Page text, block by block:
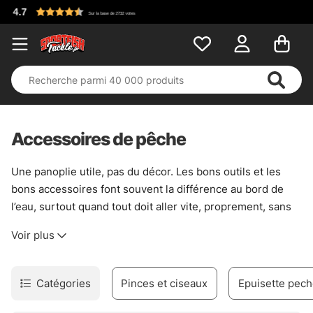
Accessoires de pêche
Une panoplie utile, pas du décor. Les bons outils et les
bons accessoires font souvent la différence au bord de
l’eau, surtout quand tout doit aller vite, proprement, sans
leurre, régler un moulinet ou éviter une petite galère qui
logique simple : être prêt, sans s’encombrer.
Ici, on trouve de quoi gérer le poisson avec soin,
Voir plus
Catégories Pinces et ciseaux Epuisette